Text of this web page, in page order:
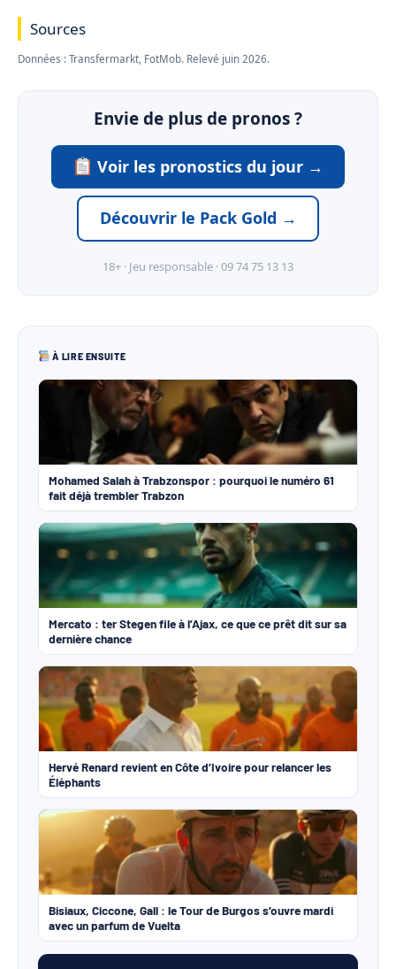
Sources
Données : Transfermarkt, FotMob. Relevé juin 2026.
Envie de plus de pronos ?
Voir les pronostics du jour →
Découvrir le Pack Gold →
18+ · Jeu responsable · 09 74 75 13 13
À LIRE ENSUITE
Mohamed Salah à Trabzonspor : pourquoi le numéro 61
fait déjà trembler Trabzon
Mercato : ter Stegen file à l’Ajax, ce que ce prêt dit sur sa
dernière chance
Hervé Renard revient en Côte d’Ivoire pour relancer les
Éléphants
Bisiaux, Ciccone, Gall : le Tour de Burgos s’ouvre mardi
avec un parfum de Vuelta